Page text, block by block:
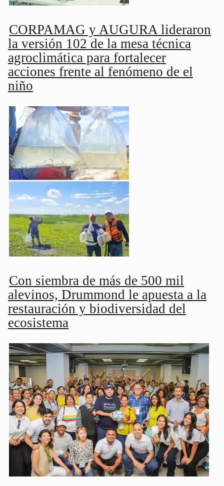
CORPAMAG y AUGURA lideraron
la versión 102 de la mesa técnica
agroclimática para fortalecer
acciones frente al fenómeno de el
niño
Con siembra de más de 500 mil
alevinos, Drummond le apuesta a la
restauración y biodiversidad del
ecosistema